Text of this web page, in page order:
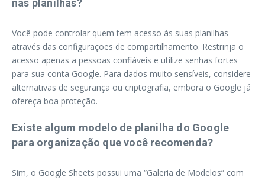
nas planilhas?
Você pode controlar quem tem acesso às suas planilhas
através das configurações de compartilhamento. Restrinja o
acesso apenas a pessoas confiáveis e utilize senhas fortes
para sua conta Google. Para dados muito sensíveis, considere
alternativas de segurança ou criptografia, embora o Google já
ofereça boa proteção.
Existe algum modelo de planilha do Google
para organização que você recomenda?
Sim, o Google Sheets possui uma “Galeria de Modelos” com